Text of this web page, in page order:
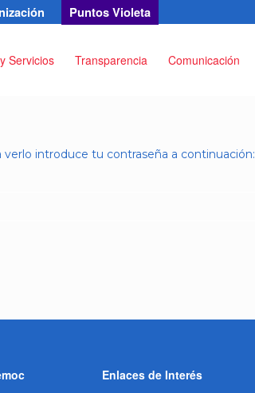
Puntos Violeta
Servicios Transparencia Comunicación
introduce tu contraseña a continuación:
Enlaces de Interés